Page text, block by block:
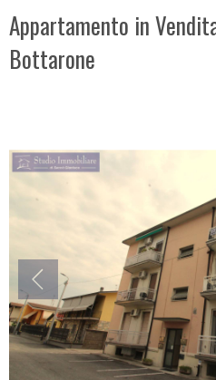
Appartamento in
Bottarone